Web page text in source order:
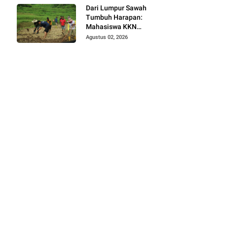
Dari Lumpur Sawah
Tumbuh Harapan:
Mahasiswa KKN
Universitas Andalas
Agustus 02, 2026